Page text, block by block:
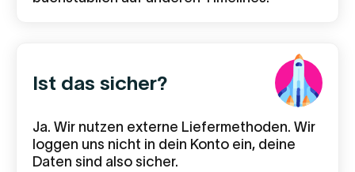
Ist das sicher?
Ja. Wir nutzen externe Liefermethoden. Wir
loggen uns nicht in dein Konto ein, deine
Daten sind also sicher.